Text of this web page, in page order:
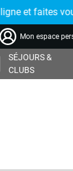
et faites
Mon espace
SÉJOURS &
CLUBS